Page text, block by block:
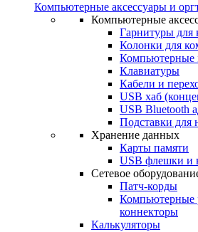
Компьютерные аксессуары и
Компьютерные
Гарнитуры для
Колонки для
Клавиатуры
Кабели и
USB хаб
USB Bluetooth
Подставки для
Хранение данных
Карты памяти
USB флешки и
Сетевое
Патч-корды
Компьютерные
коннекторы
Калькуляторы